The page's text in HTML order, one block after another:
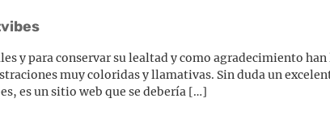
y para conservar su lealtad y como agradecimiento
muy coloridas y llamativas. Sin duda un
es un sitio web que se debería […]